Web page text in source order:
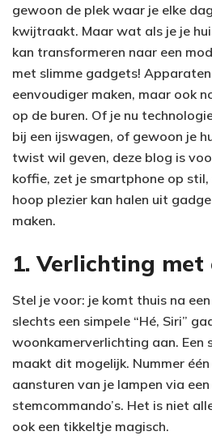
gewoon de plek waar je elke
kwijtraakt. Maar wat als je je
kan transformeren naar een
met slimme gadgets!
eenvoudiger maken, maar ook
op de buren. Of je nu
bij een ijswagen, of gewoon je
twist wil geven, deze blog is
koffie, zet je smartphone op stil,
hoop plezier kan halen uit
maken.
1. Verlichting
Stel je voor: je komt thuis na
slechts een simpele “Hé, Siri”
woonkamerverlichting aan. Een
maakt dit mogelijk. Nummer
aansturen van je lampen via
stemcommando’s. Het is niet
ook een tikkeltje magisch.